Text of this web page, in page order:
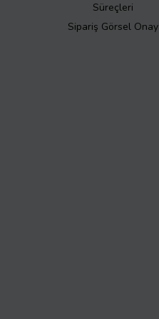
Süreçleri
Sipariş Görsel Onay